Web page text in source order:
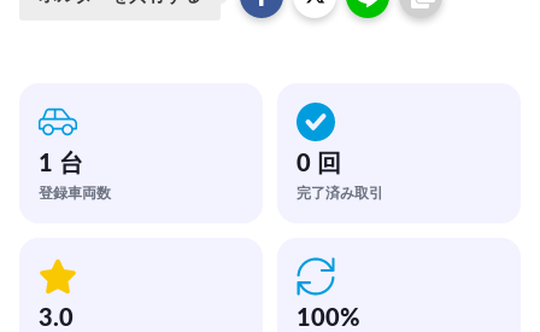
1 台
登録車両数
0 回
完了済み取引
3.0 100%